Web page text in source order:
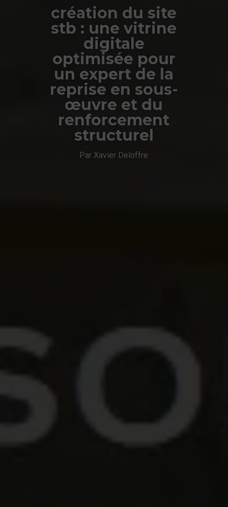
création du site
stb : une vitrine
digitale
optimisée pour
un expert de la
reprise en sous-
œuvre et du
renforcement
structurel
Par Xavier Deloffre